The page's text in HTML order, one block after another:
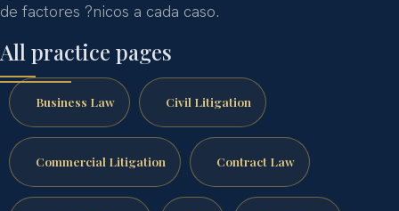
de factores ?nicos a cada caso.
All practice pages
Business Law Civil Litigation
Commercial Litigation Contract Law